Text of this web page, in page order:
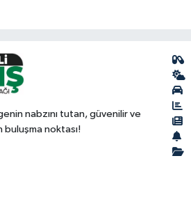
nabzını tutan, güvenilir ve
buluşma noktası!